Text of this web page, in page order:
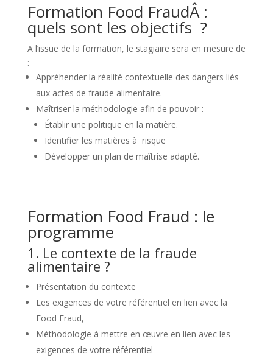
Formation Food FraudÂ :
quels sont les objectifs ?
A l’issue de la formation, le stagiaire sera en mesure de
:
Appréhender la réalité contextuelle des dangers liés
aux actes de fraude alimentaire.
Maîtriser la méthodologie afin de pouvoir :
Établir une politique en la matière.
Identifier les matières à risque
Développer un plan de maîtrise adapté.
Formation Food Fraud : le
programme
1. Le contexte de la fraude
alimentaire ?
Présentation du contexte
Les exigences de votre référentiel en lien avec la
Food Fraud,
Méthodologie à mettre en œuvre en lien avec les
exigences de votre référentiel